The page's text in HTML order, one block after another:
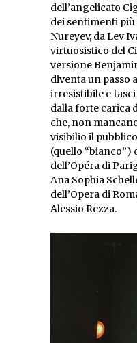
dell’angelicato
dei sentimenti
Nureyev, da Lev
virtuosistico del
versione
diventa un passo
irresistibile e
dalla forte carica
che, non
visibilio il
(quello “bianco”)
dell’Opéra di
Ana Sophia
dell’Opera di
Alessio Rezza.